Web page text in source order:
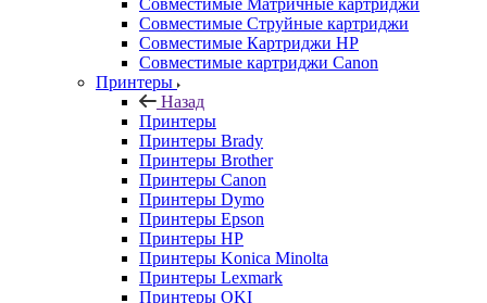
Совместимые Матричные картриджи
Совместимые Струйные картриджи
Совместимые Картриджи HP
Совместимые картриджи Canon
Принтеры
Назад
Принтеры
Принтеры Brady
Принтеры Brother
Принтеры Canon
Принтеры Dymo
Принтеры Epson
Принтеры HP
Принтеры Konica Minolta
Принтеры Lexmark
Принтеры OKI